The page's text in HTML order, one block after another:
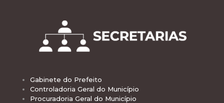
Gabinete do Prefeito
Controladoria Geral do Município
Procuradoria Geral do Município